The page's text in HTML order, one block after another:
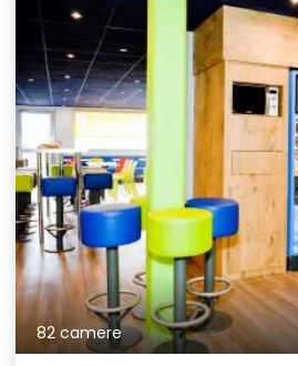
82 camere